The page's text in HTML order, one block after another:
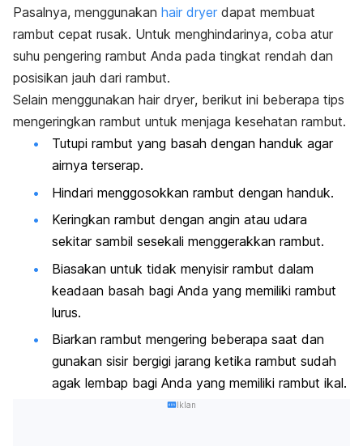
Pasalnya, menggunakan hair dryer dapat membuat
rambut cepat rusak. Untuk menghindarinya, coba atur
suhu pengering rambut Anda pada tingkat rendah dan
posisikan jauh dari rambut.
Selain menggunakan hair dryer, berikut ini beberapa tips
mengeringkan rambut untuk menjaga kesehatan rambut.
Tutupi rambut yang basah dengan handuk agar
airnya terserap.
Hindari menggosokkan rambut dengan handuk.
Keringkan rambut dengan angin atau udara
sekitar sambil sesekali menggerakkan rambut.
Biasakan untuk tidak menyisir rambut dalam
keadaan basah bagi Anda yang memiliki rambut
lurus.
Biarkan rambut mengering beberapa saat dan
gunakan sisir bergigi jarang ketika rambut sudah
agak lembap bagi Anda yang memiliki rambut ikal.
Iklan